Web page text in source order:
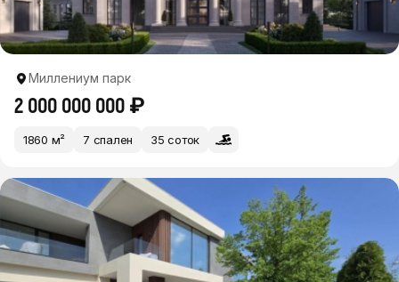
Миллениум парк
2 000 000 000 ₽
1860 м² 7 спален 35 соток